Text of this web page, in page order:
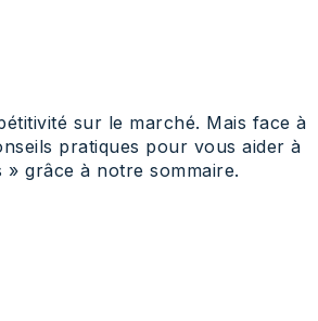
sur le marché. Mais face à
pratiques pour vous aider à
» grâce à notre sommaire.